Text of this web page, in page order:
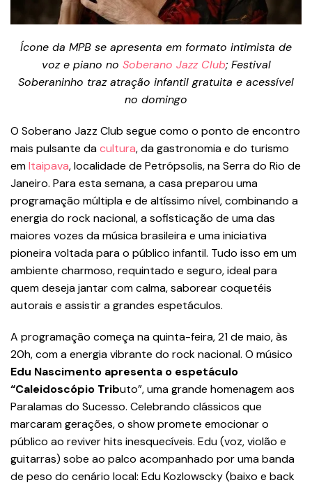
Ícone da MPB se apresenta em formato intimista de
voz e piano no Soberano Jazz Club; Festival
Soberaninho traz atração infantil gratuita e acessível
no domingo
O Soberano Jazz Club segue como o ponto de encontro
mais pulsante dacultura, da gastronomia e do turismo
emItaipava, localidade de Petrópsolis, na Serra do Rio de
Janeiro. Para esta semana, a casa preparou uma
programação múltipla e de altíssimo nível, combinando a
energia do rock nacional, a sofisticação de uma das
maiores vozes da música brasileira e uma iniciativa
pioneira voltada para o público infantil. Tudo isso em um
ambiente charmoso, requintado e seguro, ideal para
quem deseja jantar com calma, saborear coquetéis
autorais e assistir a grandes espetáculos.
A programação começa na quinta-feira, 21 de maio, às
20h, com a energia vibrante do rock nacional. O músico
Edu Nascimento apresenta o espetáculo
“Caleidoscópio Tributo”, uma grande homenagem aos
Paralamas do Sucesso. Celebrando clássicos que
marcaram gerações, o show promete emocionar o
público ao reviver hits inesquecíveis. Edu (voz, violão e
guitarras) sobe ao palco acompanhado por uma banda
de peso do cenário local: Edu Kozlowscky (baixo e back